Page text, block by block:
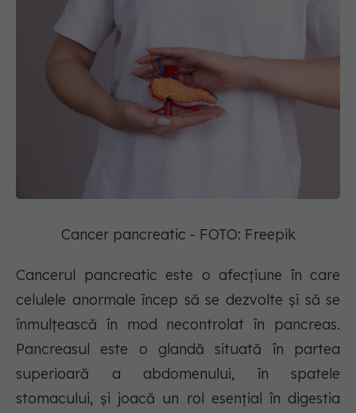
Cancer pancreatic - FOTO: Freepik
Cancerul pancreatic este o afecțiune în care
celulele anormale încep să se dezvolte și să se
înmulțească în mod necontrolat în pancreas.
Pancreasul este o glandă situată în partea
superioară a abdomenului, în spatele
stomacului, și joacă un rol esențial în digestia